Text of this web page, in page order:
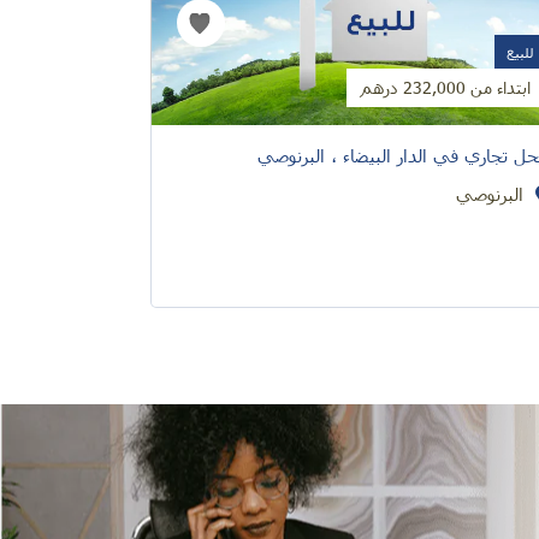
للبيع
ابتداء من 232,000 درهم
تجاري في الدار البيضاء ، البرنوصي
البرنوصي